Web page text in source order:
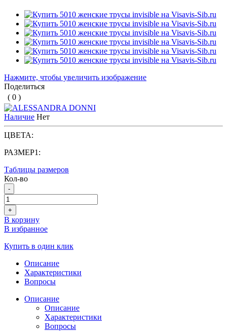
Нажмите, чтобы увеличить изображение
Поделиться
( 0 )
Наличие Нет
ЦВЕТА:
РАЗМЕР1:
Таблицы размеров
Кол-во
-
+
В корзину
В избранное
Купить в один клик
Описание
Характеристики
Вопросы
Описание
Описание
Характеристики
Вопросы